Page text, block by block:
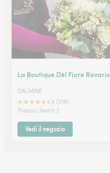
La Boutique Del Fiore Rovaris
DALMINE
★★★★★4.6 (218)
Piazza Libertà 2
Vedi il negozio